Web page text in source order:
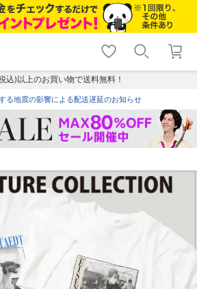
shopping_cart lock_outline
ログイン
込)以上のお買い物で送料無料！
る地震の影響による配送遅延のお知らせ